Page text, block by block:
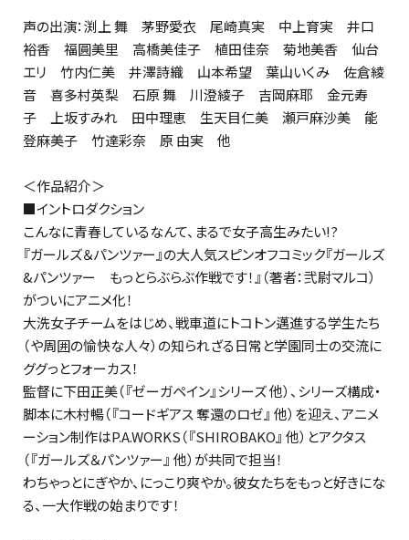
声の出演：渕上 舞 茅野愛衣 尾崎真実 中上育実 井口
裕香 福圓美里 高橋美佳子 植田佳奈 菊地美香 仙台
エリ 竹内仁美 井澤詩織 山本希望 葉山いくみ 佐倉綾
音 喜多村英梨 石原 舞 川澄綾子 吉岡麻耶 金元寿
子 上坂すみれ 田中理恵 生天目仁美 瀬戸麻沙美 能
登麻美子 竹達彩奈 原 由実 他
＜作品紹介＞
■イントロダクション
こんなに青春しているなんて、まるで女子高生みたい――!?
『ガールズ＆パンツァー』の大人気スピンオフコミック『ガールズ
&パンツァー もっとらぶらぶ作戦です！』（著者：弐尉マルコ）
がついにアニメ化！
大洗女子チームをはじめ、戦車道にトコトン邁進する学生たち
（や周囲の愉快な人々）の知られざる日常と学園同士の交流に
ググっとフォーカス！
監督に下田正美（『ゼーガペイン』シリーズ 他）、シリーズ構成・
脚本に木村暢（『コードギアス 奪還のロゼ』 他）を迎え、アニメ
ーション制作はP.A.WORKS（『SHIROBAKO』 他）とアクタス
（『ガールズ＆パンツァー』 他）が共同で担当！
わちゃっとにぎやか、にっこり爽やか。彼女たちをもっと好きにな
る、一大作戦の始まりです！